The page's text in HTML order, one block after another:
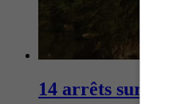
14 arrêts sur la